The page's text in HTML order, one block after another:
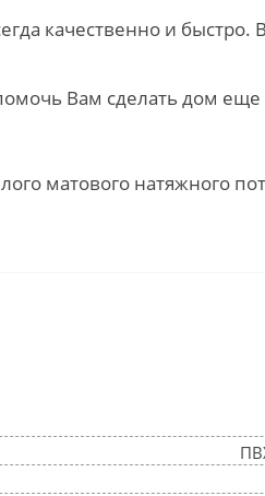
качественно и
Вам сделать дом
матового натяжного